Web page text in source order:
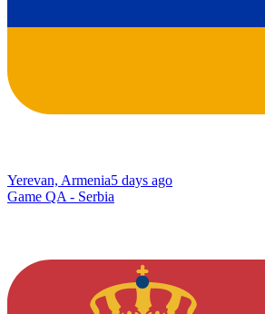
Yerevan, Armenia5 days ago
Game QA - Serbia